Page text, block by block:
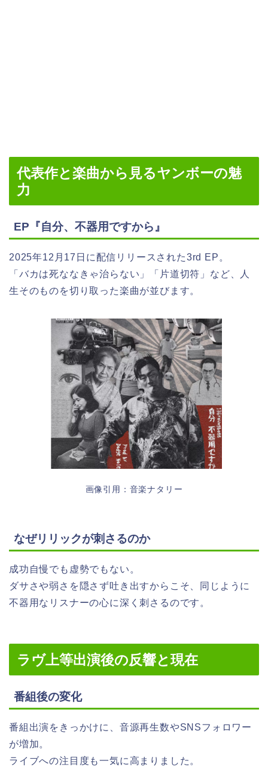
代表作と楽曲から見るヤンボーの魅
力
EP『自分、不器用ですから』
2025年12月17日に配信リリースされた3rd EP。
「バカは死ななきゃ治らない」「片道切符」など、人
生そのものを切り取った楽曲が並びます。
画像引用：音楽ナタリー
なぜリリックが刺さるのか
成功自慢でも虚勢でもない。
ダサさや弱さを隠さず吐き出すからこそ、同じように
不器用なリスナーの心に深く刺さるのです。
ラヴ上等出演後の反響と現在
番組後の変化
番組出演をきっかけに、音源再生数やSNSフォロワー
が増加。
ライブへの注目度も一気に高まりました。